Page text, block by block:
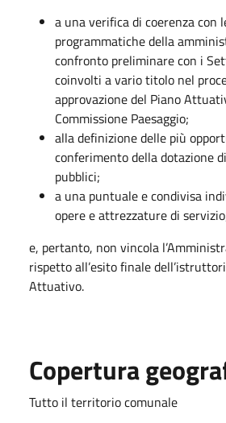
a una verifica di coerenza con
programmatiche della
confronto preliminare con i
coinvolti a vario titolo nel
approvazione del Piano
Commissione Paesaggio;
alla definizione delle più
conferimento della dotazione
pubblici;
a una puntuale e condivisa
opere e attrezzature di
e, pertanto, non vincola
rispetto all’esito finale
Attuativo.
Copertura
Tutto il territorio comunale